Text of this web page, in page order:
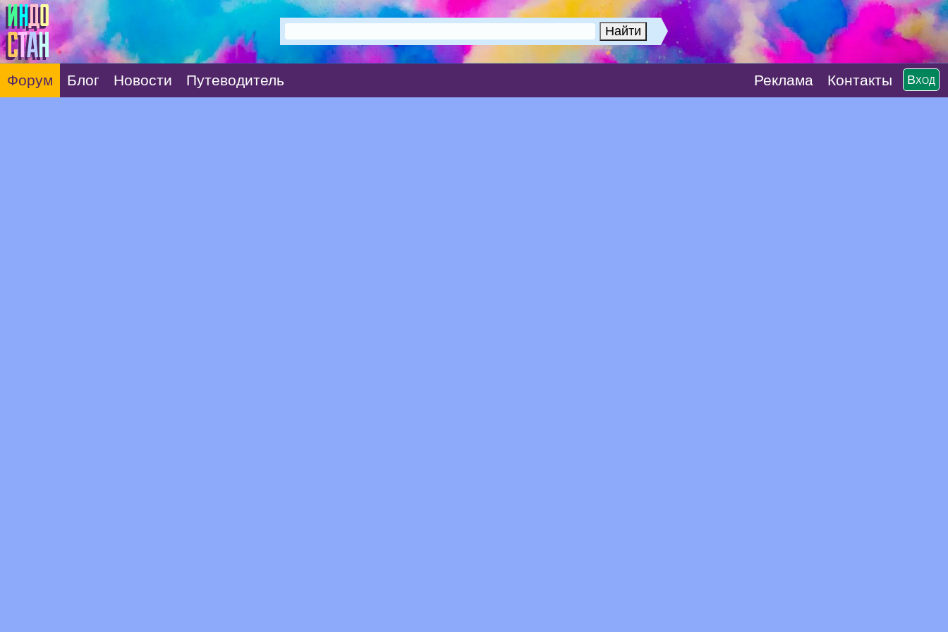
Форум Блог Новости Путеводитель Реклaма Контакты Вход